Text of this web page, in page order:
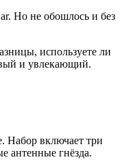
Но не обошлось и без
используете ли
и увлекающий.
Набор включает три
антенные гнёзда.